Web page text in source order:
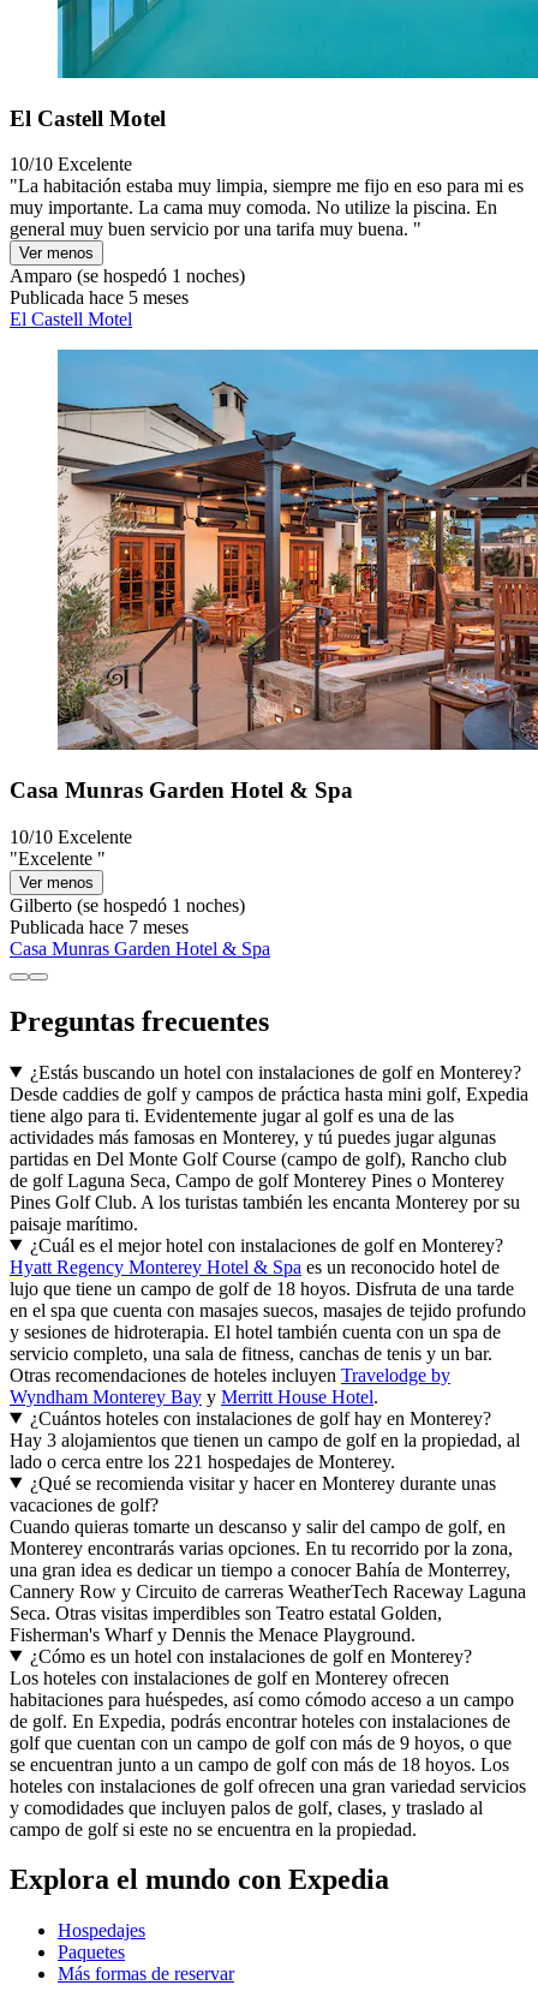
El Castell Motel
10/10 Excelente
"La habitación estaba muy limpia, siempre me fijo en eso para mi es
muy importante. La cama muy comoda. No utilize la piscina. En
general muy buen servicio por una tarifa muy buena. "
Ver menos
Amparo (se hospedó 1 noches)
Publicada hace 5 meses
El Castell Motel
Casa Munras Garden Hotel & Spa
10/10 Excelente
"Excelente "
Ver menos
Gilberto (se hospedó 1 noches)
Publicada hace 7 meses
Casa Munras Garden Hotel & Spa
Preguntas frecuentes
¿Estás buscando un hotel con instalaciones de golf en Monterey?
Desde caddies de golf y campos de práctica hasta mini golf, Expedia
tiene algo para ti. Evidentemente jugar al golf es una de las
actividades más famosas en Monterey, y tú puedes jugar algunas
partidas en Del Monte Golf Course (campo de golf), Rancho club
de golf Laguna Seca, Campo de golf Monterey Pines o Monterey
Pines Golf Club. A los turistas también les encanta Monterey por su
paisaje marítimo.
¿Cuál es el mejor hotel con instalaciones de golf en Monterey?
Hyatt Regency Monterey Hotel & Spa es un reconocido hotel de
lujo que tiene un campo de golf de 18 hoyos. Disfruta de una tarde
en el spa que cuenta con masajes suecos, masajes de tejido profundo
y sesiones de hidroterapia. El hotel también cuenta con un spa de
servicio completo, una sala de fitness, canchas de tenis y un bar.
Otras recomendaciones de hoteles incluyen Travelodge by
Wyndham Monterey Bay y Merritt House Hotel.
¿Cuántos hoteles con instalaciones de golf hay en Monterey?
Hay 3 alojamientos que tienen un campo de golf en la propiedad, al
lado o cerca entre los 221 hospedajes de Monterey.
¿Qué se recomienda visitar y hacer en Monterey durante unas
vacaciones de golf?
Cuando quieras tomarte un descanso y salir del campo de golf, en
Monterey encontrarás varias opciones. En tu recorrido por la zona,
una gran idea es dedicar un tiempo a conocer Bahía de Monterrey,
Cannery Row y Circuito de carreras WeatherTech Raceway Laguna
Seca. Otras visitas imperdibles son Teatro estatal Golden,
Fisherman's Wharf y Dennis the Menace Playground.
¿Cómo es un hotel con instalaciones de golf en Monterey?
Los hoteles con instalaciones de golf en Monterey ofrecen
habitaciones para huéspedes, así como cómodo acceso a un campo
de golf. En Expedia, podrás encontrar hoteles con instalaciones de
golf que cuentan con un campo de golf con más de 9 hoyos, o que
se encuentran junto a un campo de golf con más de 18 hoyos. Los
hoteles con instalaciones de golf ofrecen una gran variedad servicios
y comodidades que incluyen palos de golf, clases, y traslado al
campo de golf si este no se encuentra en la propiedad.
Explora el mundo con Expedia
Hospedajes
Paquetes
Más formas de reservar